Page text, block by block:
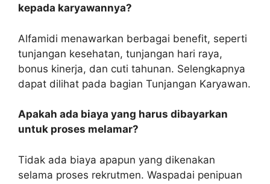
kepada karyawannya?
Alfamidi menawarkan berbagai benefit, seperti
tunjangan kesehatan, tunjangan hari raya,
bonus kinerja, dan cuti tahunan. Selengkapnya
dapat dilihat pada bagian Tunjangan Karyawan.
Apakah ada biaya yang harus dibayarkan
untuk proses melamar?
Tidak ada biaya apapun yang dikenakan
selama proses rekrutmen. Waspadai penipuan